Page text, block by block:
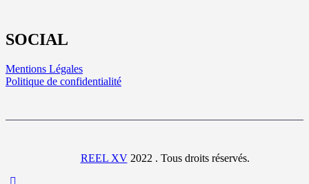
SOCIAL
Mentions Légales
Politique de confidentialité
REEL XV2022 . Tous droits réservés.